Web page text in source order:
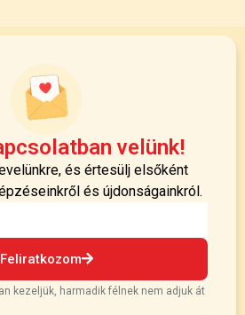
velünk!
és értesülj elsőként
és újdonságainkról.
Feliratkozom
kezeljük, harmadik félnek nem adjuk át